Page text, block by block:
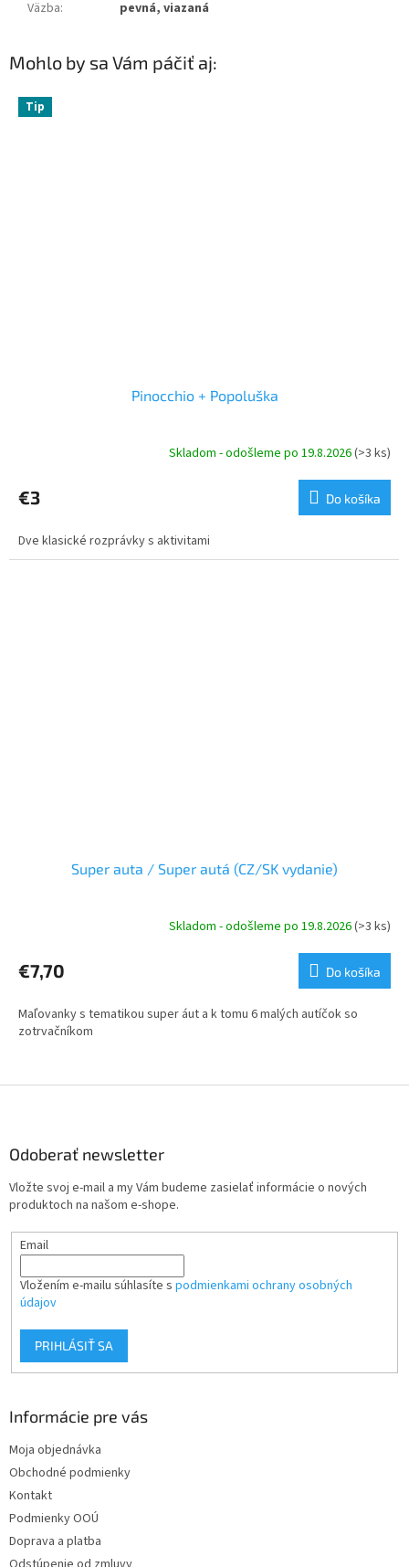
Väzba: pevná, viazaná
Mohlo by sa Vám páčiť aj:
Tip
Pinocchio + Popoluška
Skladom - odošleme po 19.8.2026(>3 ks)
€3 Do košíka
Dve klasické rozprávky s aktivitami
Super auta / Super autá (CZ/SK vydanie)
Skladom - odošleme po 19.8.2026(>3 ks)
€7,70 Do košíka
Maľovanky s tematikou super áut a k tomu 6 malých autíčok so
zotrvačníkom
Odoberať newsletter
Vložte svoj e-mail a my Vám budeme zasielať informácie o nových
produktoch na našom e-shope.
Email
Vložením e-mailu súhlasíte s podmienkami ochrany osobných
údajov
PRIHLÁSIŤ SA
Informácie pre vás
Moja objednávka
Obchodné podmienky
Kontakt
Podmienky OOÚ
Doprava a platba